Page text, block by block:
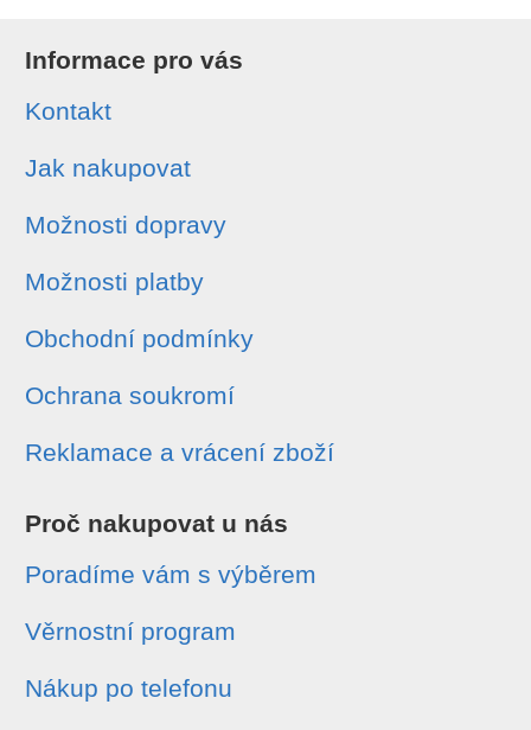
Informace pro vás
Kontakt
Jak nakupovat
Možnosti dopravy
Možnosti platby
Obchodní podmínky
Ochrana soukromí
Reklamace a vrácení zboží
Proč nakupovat u nás
Poradíme vám s výběrem
Věrnostní program
Nákup po telefonu